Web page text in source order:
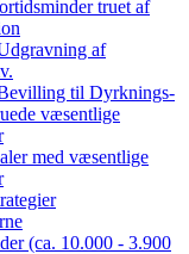
truet af
af
til Dyrknings-
væsentlige
med væsentlige
(ca. 10.000 - 3.900